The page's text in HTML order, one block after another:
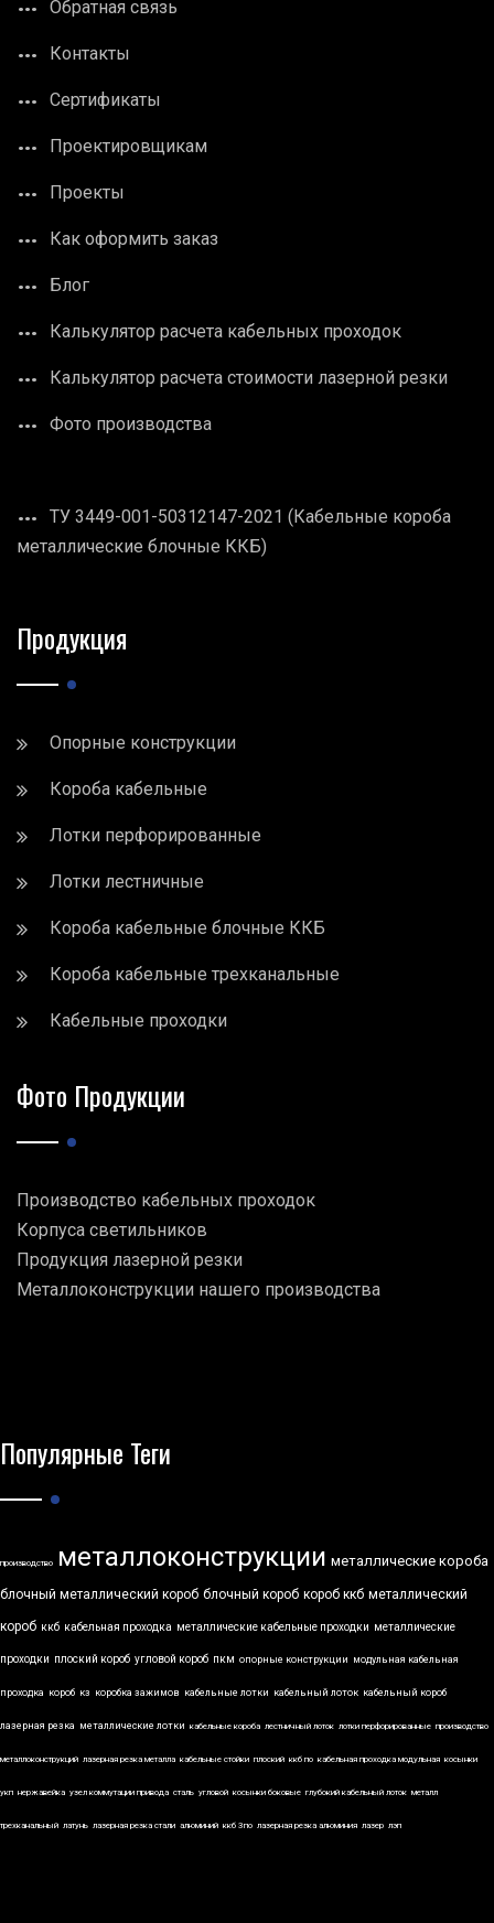
Обратная связь
Контакты
Сертификаты
Проектировщикам
Проекты
Как оформить заказ
Блог
Калькулятор расчета кабельных проходок
Калькулятор расчета стоимости лазерной резки
Фото производства
ТУ 3449-001-50312147-2021 (Кабельные короба
металлические блочные ККБ)
Продукция
Опорные конструкции
Короба кабельные
Лотки перфорированные
Лотки лестничные
Короба кабельные блочные ККБ
Короба кабельные трехканальные
Кабельные проходки
Фото Продукции
Производство кабельных проходок
Корпуса светильников
Продукция лазерной резки
Металлоконструкции нашего производства
Популярные Теги
производство металлоконструкции металлические короба
блочный металлический короб блочный короб короб ккб металлический
короб ккб кабельная проходка металлические кабельные проходки металлические
проходки плоский короб угловой короб пкм опорные конструкции модульная кабельная
проходка короб кз коробка зажимов кабельные лотки кабельный лоток кабельный короб
лазерная резка металлические лотки кабельные короба лестничный лоток лотки перфорированные производство
металлоконструкций лазерная резка металла кабельные стойки плоский ккб по кабельная проходка модульная косынки
укп нержавейка узел коммутации привода сталь угловой косынки боковые глубокий кабельный лоток металл
трехканальный латунь лазерная резка стали алюминий ккб 3по лазерная резка алюминия лазер лэп